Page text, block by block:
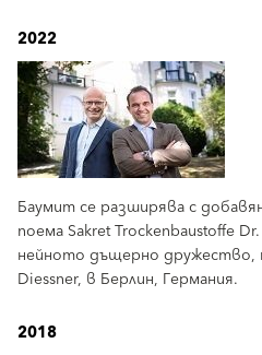
2022
Баумит се разширява с
поема Sakret Trockenbaustoffe
нейното дъщерно дружество,
Diessner, в Берлин, Германия.
2018